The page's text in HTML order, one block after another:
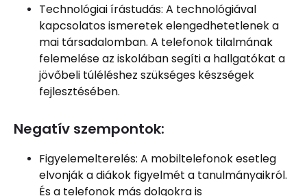
Technológiai írástudás: A technológiával
kapcsolatos ismeretek elengedhetetlenek a
mai társadalomban. A telefonok tilalmának
felemelése az iskolában segíti a hallgatókat a
jövőbeli túléléshez szükséges készségek
fejlesztésében.
Negatív szempontok:
Figyelemelterelés: A mobiltelefonok esetleg
elvonják a diákok figyelmét a tanulmányaikról.
És a telefonok más dolgokra is